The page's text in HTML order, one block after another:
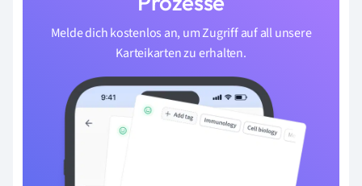
Melde dich kostenlos an, um Zugriff auf all unsere
Karteikarten zu erhalten.